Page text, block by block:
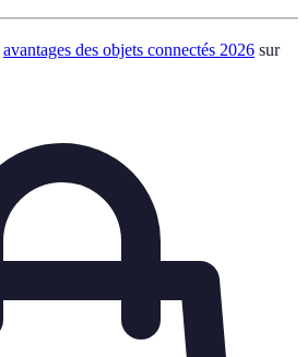
avantages des objets connectés 2026 sur